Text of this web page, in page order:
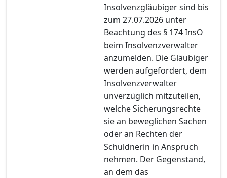
Insolvenzgläubiger sind bis
zum 27.07.2026 unter
Beachtung des § 174 InsO
beim Insolvenzverwalter
anzumelden. Die Gläubiger
werden aufgefordert, dem
Insolvenzverwalter
unverzüglich mitzuteilen,
welche Sicherungsrechte
sie an beweglichen Sachen
oder an Rechten der
Schuldnerin in Anspruch
nehmen. Der Gegenstand,
an dem das